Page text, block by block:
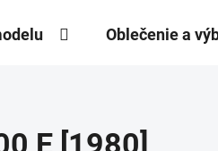
Oblečenie a
E [1980]